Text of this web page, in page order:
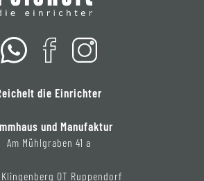
die Einrichter
und Manufaktur
Am Mühlgraben 41 a
Klingenberg OT Ruppendorf